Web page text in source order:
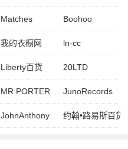
Matches Boohoo
我的衣橱网 ln-cc
Liberty百货 20LTD
MR PORTER JunoRecords
JohnAnthony 约翰•路易斯百货